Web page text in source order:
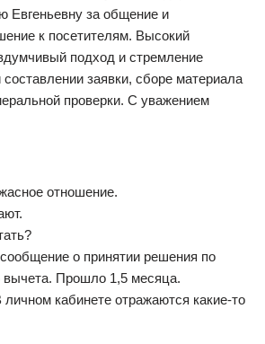
Евгеньевну за общение и
к посетителям. Высокий
подход и стремление
заявки, сборе материала
проверки. С уважением
отношение.
о принятии решения по
вычета. Прошло 1,5 месяца.
кабинете отражаются какие-то